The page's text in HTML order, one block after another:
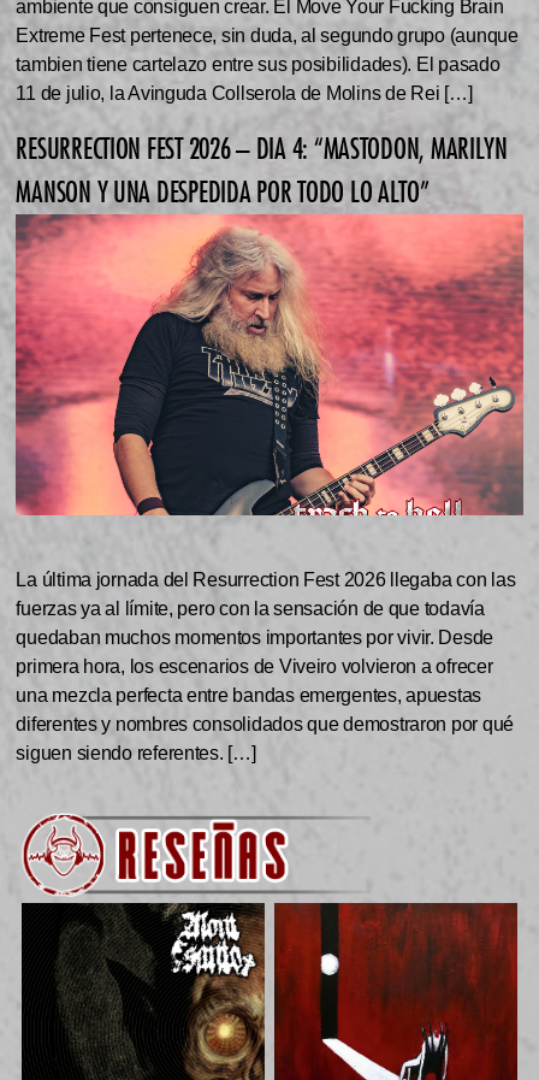
ambiente que consiguen crear. El Move Your Fucking Brain
Extreme Fest pertenece, sin duda, al segundo grupo (aunque
tambien tiene cartelazo entre sus posibilidades). El pasado
11 de julio, la Avinguda Collserola de Molins de Rei […]
RESURRECTION FEST 2026 – DIA 4: “MASTODON, MARILYN
MANSON Y UNA DESPEDIDA POR TODO LO ALTO”
La última jornada del Resurrection Fest 2026 llegaba con las
fuerzas ya al límite, pero con la sensación de que todavía
quedaban muchos momentos importantes por vivir. Desde
primera hora, los escenarios de Viveiro volvieron a ofrecer
una mezcla perfecta entre bandas emergentes, apuestas
diferentes y nombres consolidados que demostraron por qué
siguen siendo referentes. […]